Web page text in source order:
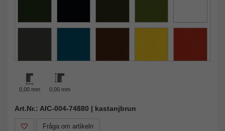
0,00 mm 0,00 mm
Art.Nr.: AIC-004-74880 | kastanjbrun
Fråga om artikeln